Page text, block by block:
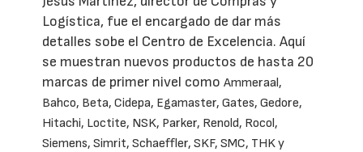
Logística, fue el encargado de dar más
detalles sobe el Centro de Excelencia. Aquí
se muestran nuevos productos de hasta 20
marcas de primer nivel comoAmmeraal,
Bahco, Beta, Cidepa, Egamaster, Gates, Gedore,
Hitachi, Loctite, NSK, Parker, Renold, Rocol,
Siemens, Simrit, Schaeffler, SKF, SMC, THK y